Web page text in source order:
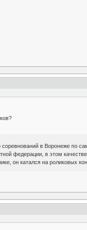
в Воронеже по
федерации, в этом
он катался на роликовых